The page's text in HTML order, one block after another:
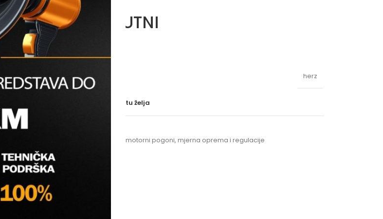
HERZ SET KUTNI
Molimo vas prijavite se
BRAND herz
Dodaj na listu želja
Pumpe, motorni pogoni, mjerna oprema i regulacije
Oznake: